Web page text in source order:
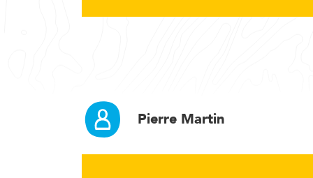
Pierre Martin